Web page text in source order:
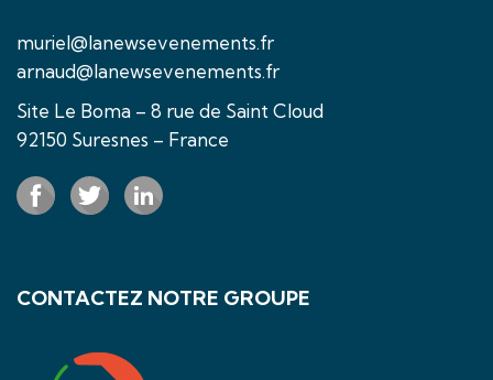
muriel@lanewsevenements.fr
arnaud@lanewsevenements.fr
Site Le Boma – 8 rue de Saint Cloud
92150 Suresnes – France
CONTACTEZ NOTRE GROUPE